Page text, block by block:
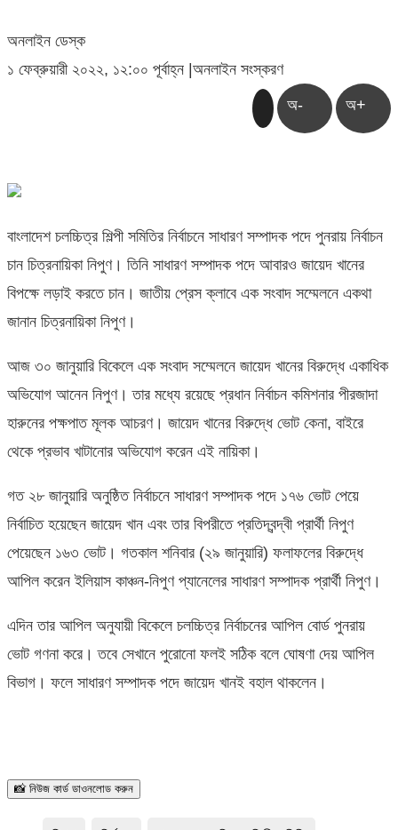
অনলাইন ডেস্ক
১ ফেব্রুয়ারী ২০২২, ১২:০০ পূর্বাহ্ন |অনলাইন সংস্করণ
অ-
অ+
বাংলাদেশ চলচ্চিত্র শিল্পী সমিতির নির্বাচনে সাধারণ সম্পাদক পদে পুনরায় নির্বাচন
চান চিত্রনায়িকা নিপুণ। তিনি সাধারণ সম্পাদক পদে আবারও জায়েদ খানের
বিপক্ষে লড়াই করতে চান। জাতীয় প্রেস ক্লাবে এক সংবাদ সম্মেলনে একথা
জানান চিত্রনায়িকা নিপুণ।
আজ ৩০ জানুয়ারি বিকেলে এক সংবাদ সম্মেলনে জায়েদ খানের বিরুদ্ধে একাধিক
অভিযোগ আনেন নিপুণ। তার মধ্যে রয়েছে প্রধান নির্বাচন কমিশনার পীরজাদা
হারুনের পক্ষপাত মূলক আচরণ। জায়েদ খানের বিরুদ্ধে ভোট কেনা, বাইরে
থেকে প্রভাব খাটানোর অভিযোগ করেন এই নায়িকা।
গত ২৮ জানুয়ারি অনুষ্ঠিত নির্বাচনে সাধারণ সম্পাদক পদে ১৭৬ ভোট পেয়ে
নির্বাচিত হয়েছেন জায়েদ খান এবং তার বিপরীতে প্রতিদ্বন্দ্বী প্রার্থী নিপুণ
পেয়েছেন ১৬৩ ভোট। গতকাল শনিবার (২৯ জানুয়ারি) ফলাফলের বিরুদ্ধে
আপিল করেন ইলিয়াস কাঞ্চন-নিপুণ প্যানেলের সাধারণ সম্পাদক প্রার্থী নিপুণ।
এদিন তার আপিল অনুযায়ী বিকেলে চলচ্চিত্র নির্বাচনের আপিল বোর্ড পুনরায়
ভোট গণনা করে। তবে সেখানে পুরোনো ফলই সঠিক বলে ঘোষণা দেয় আপিল
বিভাগ। ফলে সাধারণ সম্পাদক পদে জায়েদ খানই বহাল থাকলেন।
📸 নিউজ কার্ড ডাওনলোড করুন